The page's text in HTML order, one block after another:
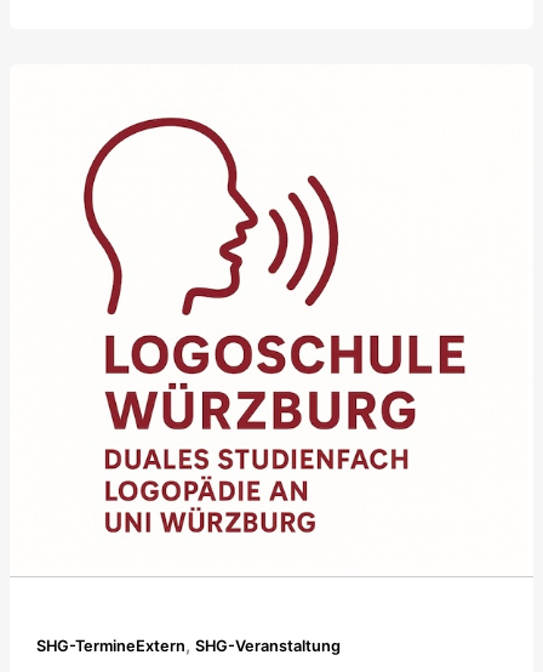
SHG-TermineExtern, SHG-Veranstaltung